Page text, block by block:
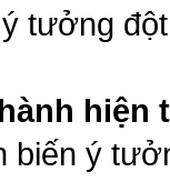
tưởng
hiện
biến ý